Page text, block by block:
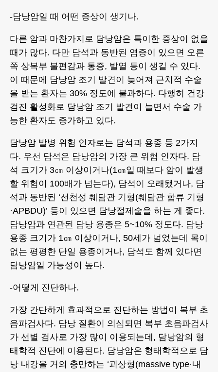
-담낭암일 때 어떤 증상이 생기나.
다른 암과 마찬가지로 담낭암은 특이한 증상이 없을
때가 많다. 다만 담석과 동반된 염증이 있으면 오른
쪽 상복부 불편감과 통증, 발열 등이 생길 수 있다.
이 때문에 담낭암 조기 발견이 늦어져 근치적 수술
을 받는 환자는 30% 정도에 불과하다. 다행히 건강
검진 활성화로 담낭암 조기 발견이 늘면서 수술 가
능한 환자도 증가하고 있다.
담낭암 발병 위험 인자로는 담석과 용종 등 2가지
다. 우선 담석은 담낭암의 가장 큰 위험 인자다. 담
석 크기가 3㎝ 이상이거나(1㎝일 때보다 암이 발생
할 위험이 100배가 넘는다), 담석이 오래됐거나, 담
석과 동반된 ‘선천성 췌담관 기형(췌담관 합류 기형
·APBDU)’ 등이 있으면 담낭절제술을 하는 게 좋다.
담낭암과 연관된 담낭 용종은 5~10% 정도다. 담낭
용종 크기가 1㎝ 이상이거나, 50세가 넘었는데 목이
없는 평평한 단일 용종이거나, 담석도 함께 있다면
담낭암일 가능성이 높다.
-어떻게 진단하나.
가장 간단하게 효과적으로 진단하는 방법이 복부 초
음파검사다. 담낭 질환이 의심되면 복부 초음파검사
가 선별 검사로 가장 많이 이용되는데, 담낭암의 형
태학적 진단에 이용된다. 담낭암은 형태학적으로 담
낭 내강을 거의 충만하는 ‘괴상형(massive type·내